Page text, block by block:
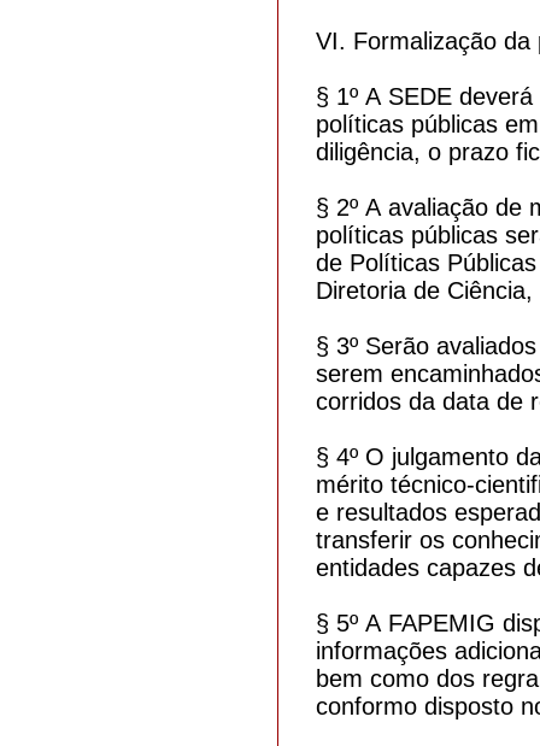
VI. Formalização da
§ 1º A SEDE
políticas públicas
diligência, o prazo
§ 2º A avaliação de
políticas públicas
de Políticas
Diretoria de
§ 3º Serão
serem
corridos da data de
§ 4º O julgamento
mérito técnico-
e resultados
transferir os
entidades capazes
§ 5º A FAPEMIG
informações
bem como dos
conformo disposto